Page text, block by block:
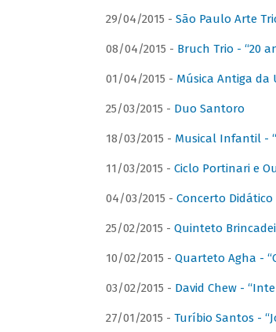
29/04/2015 - São Paulo Arte
08/04/2015 - Bruch Trio - “20
01/04/2015 - Música Antiga da
25/03/2015 - Duo Santoro
18/03/2015 - Musical Infantil -
11/03/2015 - Ciclo Portinari e
04/03/2015 - Concerto Didático
25/02/2015 - Quinteto
10/02/2015 - Quarteto Agha -
03/02/2015 - David Chew -
27/01/2015 - Turíbio Santos -